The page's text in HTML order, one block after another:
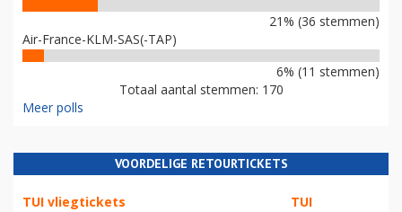
21% (36 stemmen)
Air-France-KLM-SAS(-TAP)
6% (11 stemmen)
Totaal aantal stemmen: 170
Meer polls
VOORDELIGE RETOURTICKETS
TUI vliegtickets TUI